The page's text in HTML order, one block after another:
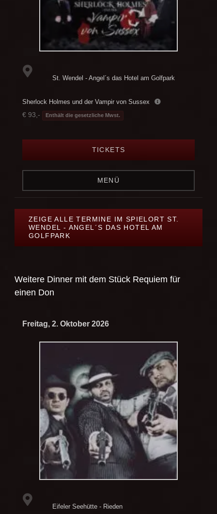
St. Wendel - Angel´s das Hotel am Golfpark
Sherlock Holmes und der Vampir von Sussex
€ 93,- Enthält die gesetzliche Mwst.
TICKETS
MENÜ
ZEIGE ALLE TERMINE IM SPIELORT ST.
WENDEL - ANGEL´S DAS HOTEL AM
GOLFPARK
Weitere Dinner mit dem Stück Requiem für
einen Don
Freitag, 2. Oktober 2026
Eifeler Seehütte - Rieden